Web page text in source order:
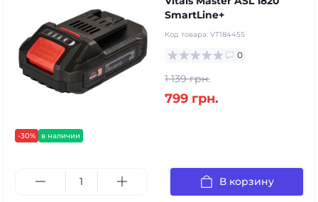
-30% в наличии
SmartLine+
Код товара: VT184455
0
1 139 грн.
799 грн.
В корзину